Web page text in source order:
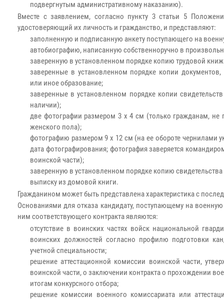
подвергнутым административному наказанию).
Вместе с заявлением, согласно пункту 3 статьи 5
удостоверяющий их личность и гражданство, и представляют:
заполненную и подписанную анкету поступающего на
автобиографию, написанную собственноручно в
заверенную в установленном порядке копию трудовой
заверенные в установленном порядке копии
или иное образование;
заверенные в установленном порядке копии
наличии);
две фотографии размером 3 x 4 см (только гражданам,
женского пола);
фотографию размером 9 x 12 см (на ее обороте чернилами
дата фотографирования; фотография заверяется
воинской части);
заверенную в установленном порядке копию
выписку из домовой книги.
Гражданином может быть представлена характеристика с
Основаниями для отказа кандидату, поступающему на
ним соответствующего контракта являются:
отсутствие в воинских частях войск национальной
воинских должностей согласно профилю подготовки
учетной специальности;
решение аттестационной комиссии воинской части,
воинской части, о заключении контракта о прохождении
итогам конкурсного отбора;
решение комиссии военного комиссариата или